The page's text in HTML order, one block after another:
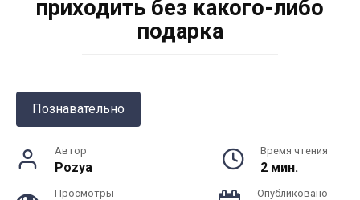
приходить без какого-либо
подарка
Познавательно
Автор
Pozya
Время чтения
2 мин.
Просмотры Опубликовано